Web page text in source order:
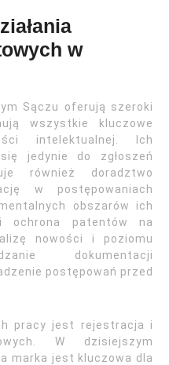
w
Sączu oferują szeroki
wszystkie kluczowe
intelektualnej. Ich
jedynie do zgłoszeń
również doradztwo
w postępowaniach
obszarów ich
ochrona patentów na
nowości i poziomu
dokumentacji
postępowań przed
pracy jest rejestracja i
W dzisiejszym
marka jest kluczowa dla